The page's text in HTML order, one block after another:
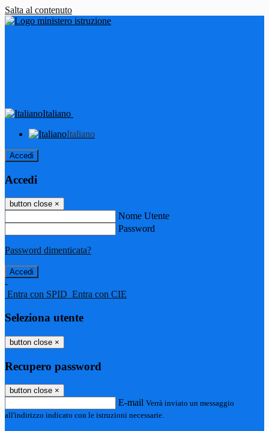
Salta al contenuto
Italiano
Italiano
Accedi
Accedi
button close ×
Nome Utente
Password
Password dimenticata?
-
Entra con SPID Entra con CIE
Seleziona utente
button close ×
Recupero password
button close ×
E-mail Verrà inviato un messaggio
all'indirizzo indicato con le istruzioni necessarie.